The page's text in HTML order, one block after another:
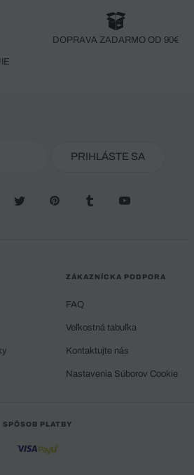
DOPRAVA ZADARMO OD 90€
PRIHLÁSTE SA
ZÁKAZNÍCKA PODPORA
FAQ
Veľkostná tabuľka
Kontaktujte nás
Nastavenia Súborov Cookie
SPÔSOB PLATBY